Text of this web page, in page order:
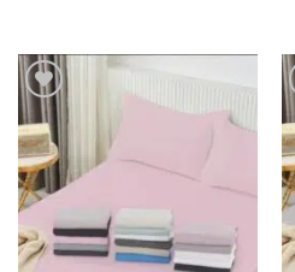
اضف
الي
المفضلة